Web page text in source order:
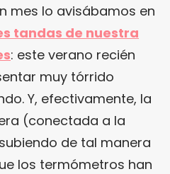
mes lo avisábamos en
tandas de nuestra
: este verano recién
muy tórrido
Y, efectivamente, la
(conectada a la
de tal manera
los termómetros han